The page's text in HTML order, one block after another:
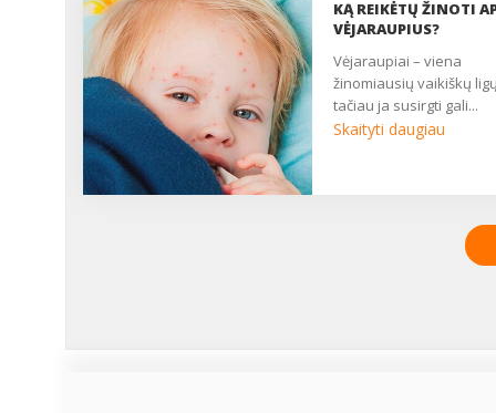
KĄ REIKĖTŲ ŽINOTI
VĖJARAUPIUS?
vėjaraupiai – viena
žinomiausių vaikiškų
tačiau ja susirgti gali...
Skaityti daugiau